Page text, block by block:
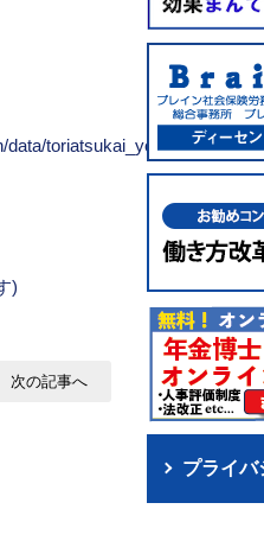
toriatsukai_youryou.html
)
次の記事へ
プライバ